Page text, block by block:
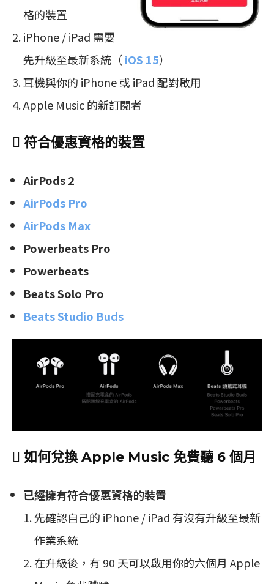
格的裝置
iPhone / iPad 需要
先升級至最新系統（ iOS 15）
耳機與你的 iPhone 或 iPad 配對啟用
Apple Music 的新訂閱者
 符合優惠資格的裝置
AirPods 2
AirPods Pro
AirPods Max
Powerbeats Pro
Powerbeats
Beats Solo Pro
Beats Studio Buds
 如何兌換 Apple Music 免費聽 6 個月
已經擁有符合優惠資格的裝置
先確認自己的 iPhone / iPad 有沒有升級至最新
作業系統
在升級後，有 90 天可以啟用你的六個月 Apple